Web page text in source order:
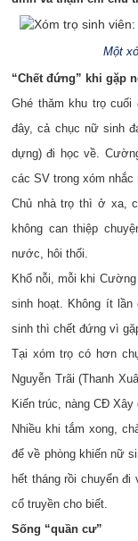
Một
“Chết đứng” khi gặp
Ghé thăm khu trọ cuối
đây, cả chục nữ sinh
dựng) đi học về.
các SV trong xóm nhắc
Chủ nhà trọ thì ở xa,
không can thiệp
nước, hôi thối.
Khổ nỗi, mỗi khi
sinh hoạt. Không ít
sinh thì chết đứng vì
Tại xóm trọ có hơn
Nguyễn Trãi (Thanh
Kiến trúc, nàng CĐ
Nhiều khi tắm xong,
để về phòng khiến nữ
hết tháng rồi chuyển đi
cổ truyền cho biết.
Sống “quần cư”